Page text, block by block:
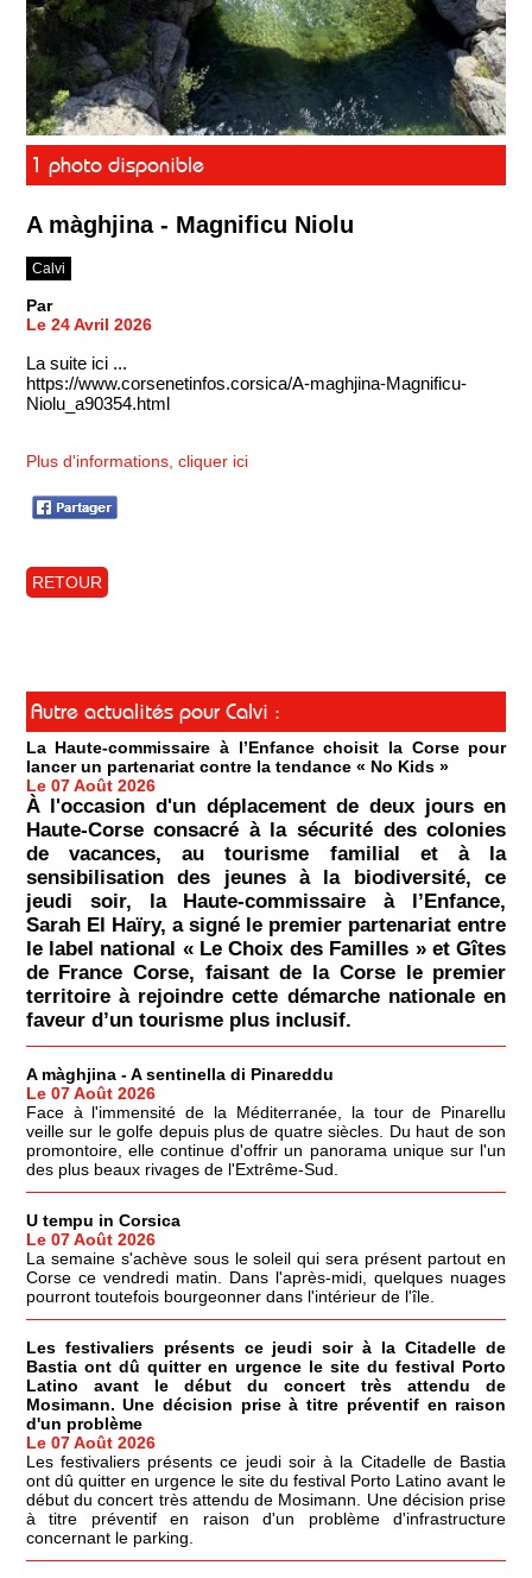
1 photo disponible
A màghjina - Magnificu Niolu
Calvi
Par
Le 24 Avril 2026
La suite ici ...
https://www.corsenetinfos.corsica/A-maghjina-Magnificu-
Niolu_a90354.html
Plus d'informations, cliquer ici
RETOUR
Autre actualités pour Calvi :
La Haute-commissaire à l’Enfance choisit la Corse pour
lancer un partenariat contre la tendance « No Kids »
Le 07 Août 2026
À l'occasion d'un déplacement de deux jours en
Haute-Corse consacré à la sécurité des colonies
de vacances, au tourisme familial et à la
sensibilisation des jeunes à la biodiversité, ce
jeudi soir, la Haute-commissaire à l’Enfance,
Sarah El Haïry, a signé le premier partenariat entre
le label national « Le Choix des Familles » et Gîtes
de France Corse, faisant de la Corse le premier
territoire à rejoindre cette démarche nationale en
faveur d’un tourisme plus inclusif.
A màghjina - A sentinella di Pinareddu
Le 07 Août 2026
Face à l'immensité de la Méditerranée, la tour de Pinarellu
veille sur le golfe depuis plus de quatre siècles. Du haut de son
promontoire, elle continue d'offrir un panorama unique sur l'un
des plus beaux rivages de l'Extrême-Sud.
U tempu in Corsica
Le 07 Août 2026
La semaine s'achève sous le soleil qui sera présent partout en
Corse ce vendredi matin. Dans l'après-midi, quelques nuages
pourront toutefois bourgeonner dans l'intérieur de l'île.
Les festivaliers présents ce jeudi soir à la Citadelle de
Bastia ont dû quitter en urgence le site du festival Porto
Latino avant le début du concert très attendu de
Mosimann. Une décision prise à titre préventif en raison
d'un problème
Le 07 Août 2026
Les festivaliers présents ce jeudi soir à la Citadelle de Bastia
ont dû quitter en urgence le site du festival Porto Latino avant le
début du concert très attendu de Mosimann. Une décision prise
à titre préventif en raison d'un problème d'infrastructure
concernant le parking.